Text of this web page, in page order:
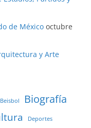
de México octubre
y Arte
Beisbol
Biografía
Deportes